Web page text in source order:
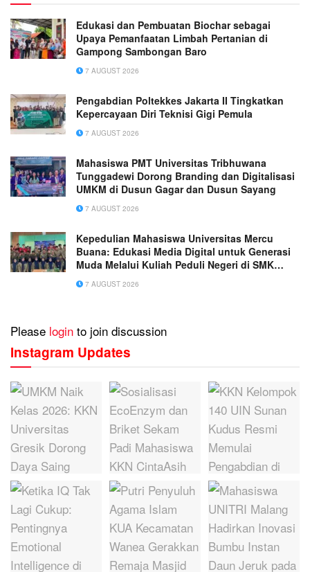
Edukasi dan Pembuatan Biochar sebagai
Upaya Pemanfaatan Limbah Pertanian di
Gampong Sambongan Baro
7 AUGUST 2026
Pengabdian Poltekkes Jakarta II Tingkatkan
Kepercayaan Diri Teknisi Gigi Pemula
7 AUGUST 2026
Mahasiswa PMT Universitas Tribhuwana
Tunggadewi Dorong Branding dan Digitalisasi
UMKM di Dusun Gagar dan Dusun Sayang
7 AUGUST 2026
Kepedulian Mahasiswa Universitas Mercu
Buana: Edukasi Media Digital untuk Generasi
Muda Melalui Kuliah Peduli Negeri di SMK
Muhammadiyah 1 Tangerang
7 AUGUST 2026
Please login to join discussion
Instagram Updates